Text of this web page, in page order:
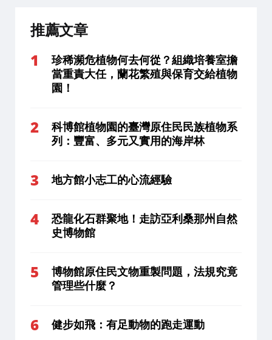
推薦文章
珍稀瀕危植物何去何從？組織培養室擔
當重責大任，蘭花繁殖與保育交給植物
園！
科博館植物園的臺灣原住民民族植物系
列：豐富、多元又實用的海岸林
地方館小志工的心流經驗
恐龍化石群聚地！走訪亞利桑那州自然
史博物館
博物館原住民文物重製問題 ，法規究竟
管理些什麼？
健步如飛：有足動物的跑走運動